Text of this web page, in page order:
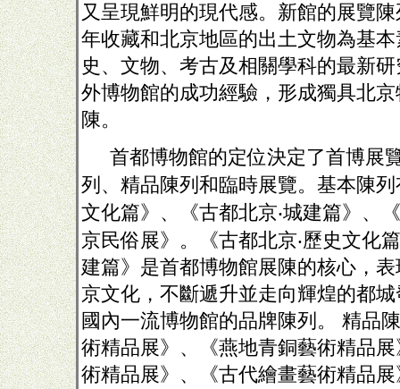
又呈現鮮明的現代感。新館的展覽
年收藏和北京地區的出土文物為基
史、文物、考古及相關學科的最新
外博物館的成功經驗，形成獨具北
陳。
首都博物館的定位決定了首博展
列、精品陳列和臨時展覽。基本陳列
文化篇》、《古都北京‧城建篇》
京民俗展》。《古都北京‧歷史文化
建篇》是首都博物館展陳的核心，
京文化，不斷遞升並走向輝煌的都
國內一流博物館的品牌陳列。
精品
術精品展》、《燕地青銅藝術精品
術精品展》、《古代繪畫藝術精品